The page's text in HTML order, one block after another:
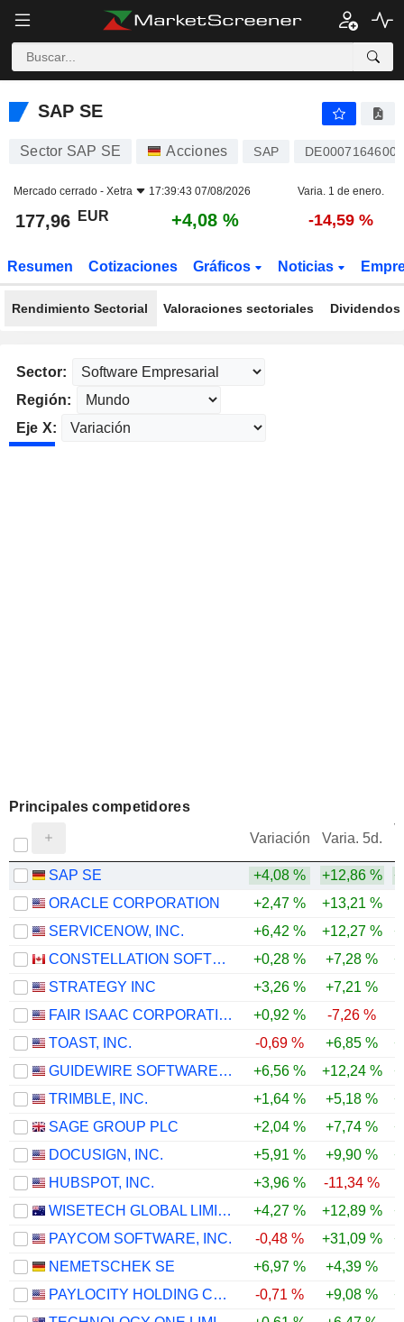
SAP SE
SAP SE
Sector SAP SE Acciones SAP DE0007164600
Mercado cerrado - Xetra 17:39:43 07/08/2026 Varia. 1 de enero.
177,96 EUR +4,08 % -14,59 %
Resumen Cotizaciones Gráficos Noticias
Rendimiento Sectorial Valoraciones sectoriales
Sector:
Región:
Eje X:
Principales competidores
Variación Varia. 5d.
SAP SE +4,08 % +12,86 %
ORACLE CORPORATION
+2,47 % +13,21 %
SERVICENOW, INC.
+6,42 % +12,27 %
CONSTELLATION SOFTWARE INC.
+0,28 % +7,28 %
STRATEGY INC
+3,26 % +7,21 %
FAIR ISAAC CORPORATION
+0,92 % -7,26 %
TOAST, INC.
-0,69 % +6,85 %
GUIDEWIRE SOFTWARE, INC.
+6,56 % +12,24 %
TRIMBLE, INC.
+1,64 % +5,18 %
SAGE GROUP PLC
+2,04 % +7,74 %
DOCUSIGN, INC.
+5,91 % +9,90 %
HUBSPOT, INC.
+3,96 % -11,34 %
WISETECH GLOBAL LIMITED
+4,27 % +12,89 %
PAYCOM SOFTWARE, INC.
-0,48 % +31,09 %
NEMETSCHEK SE
+6,97 % +4,39 %
PAYLOCITY HOLDING CORPORATION
-0,71 % +9,08 %